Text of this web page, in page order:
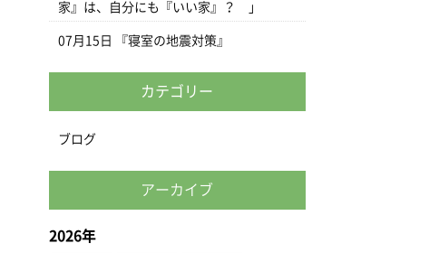
家』は、自分にも『いい家』？ 」
07月15日 『寝室の地震対策』
カテゴリー
ブログ
アーカイブ
2026年